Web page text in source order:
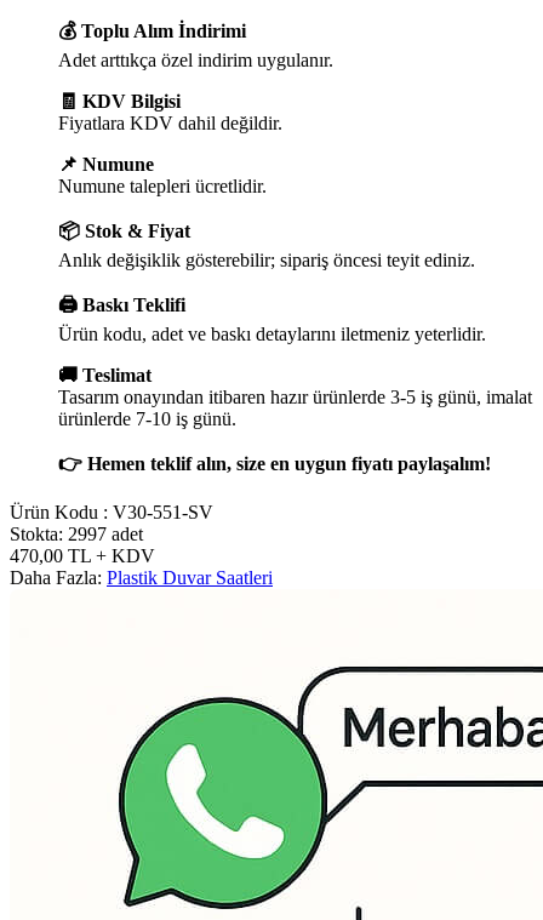
💰 Toplu Alım İndirimi
Adet arttıkça özel indirim uygulanır.
🧾 KDV Bilgisi
Fiyatlara KDV dahil değildir.
📌 Numune
Numune talepleri ücretlidir.
📦 Stok & Fiyat
Anlık değişiklik gösterebilir; sipariş öncesi teyit ediniz.
🖨️ Baskı Teklifi
Ürün kodu, adet ve baskı detaylarını iletmeniz yeterlidir.
🚚 Teslimat
Tasarım onayından itibaren hazır ürünlerde 3-5 iş günü, imalat
ürünlerde 7-10 iş günü.
👉 Hemen teklif alın, size en uygun fiyatı paylaşalım!
Ürün Kodu : V30-551-SV
Stokta: 2997 adet
470,00 TL + KDV
Daha Fazla: Plastik Duvar Saatleri